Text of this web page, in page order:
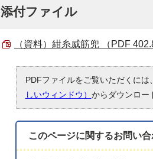
添付ファイル
（資料）紺糸威筋兜 （PDF
PDFファイルをご覧いただくに
しいウィンドウ） からダウンロー
このページに関するお問い